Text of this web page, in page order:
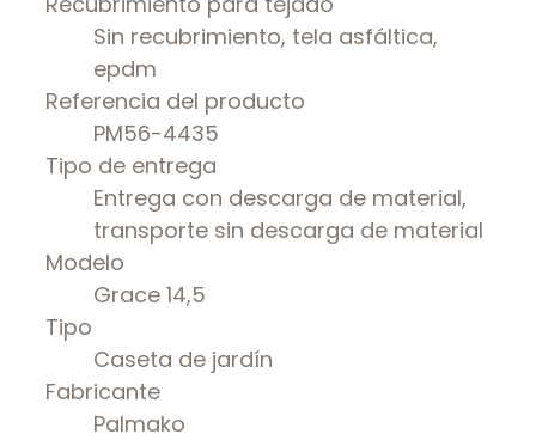
Sin recubrimiento, tela asfáltica,
epdm
Referencia del producto
PM56-4435
Tipo de entrega
Entrega con descarga de material,
transporte sin descarga de material
Modelo
Grace 14,5
Tipo
Caseta de jardín
Fabricante
Palmako